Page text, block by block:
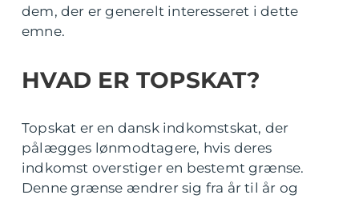
dem, der er generelt interesseret i dette
emne.
HVAD ER TOPSKAT?
Topskat er en dansk indkomstskat, der
pålægges lønmodtagere, hvis deres
indkomst overstiger en bestemt grænse.
Denne grænse ændrer sig fra år til år og